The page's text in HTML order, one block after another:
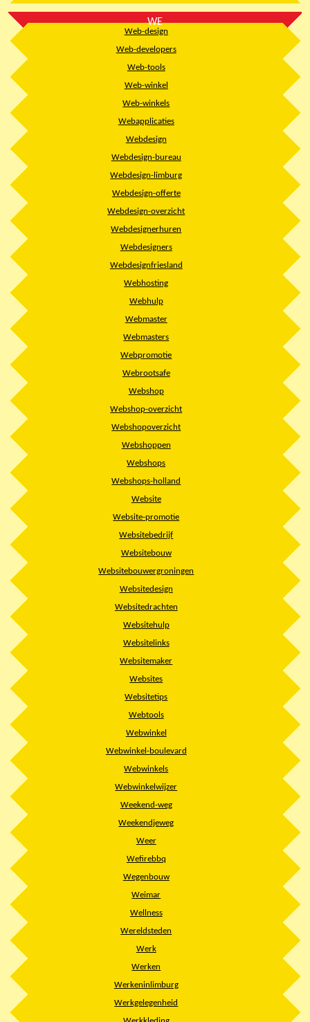
WE
Web-design
Web-developers
Web-tools
Web-winkel
Web-winkels
Webapplicaties
Webdesign
Webdesign-bureau
Webdesign-limburg
Webdesign-offerte
Webdesign-overzicht
Webdesignerhuren
Webdesigners
Webdesignfriesland
Webhosting
Webhulp
Webmaster
Webmasters
Webpromotie
Webrootsafe
Webshop
Webshop-overzicht
Webshopoverzicht
Webshoppen
Webshops
Webshops-holland
Website
Website-promotie
Websitebedrijf
Websitebouw
Websitebouwergroningen
Websitedesign
Websitedrachten
Websitehulp
Websitelinks
Websitemaker
Websites
Websitetips
Webtools
Webwinkel
Webwinkel-boulevard
Webwinkels
Webwinkelwijzer
Weekend-weg
Weekendjeweg
Weer
Wefirebbq
Wegenbouw
Weimar
Wellness
Wereldsteden
Werk
Werken
Werkeninlimburg
Werkgelegenheid